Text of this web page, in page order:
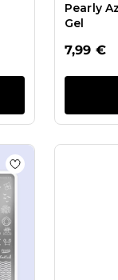
Pearly
Gel
7,99 €
Cleaning Roll
Ajouter à la liste